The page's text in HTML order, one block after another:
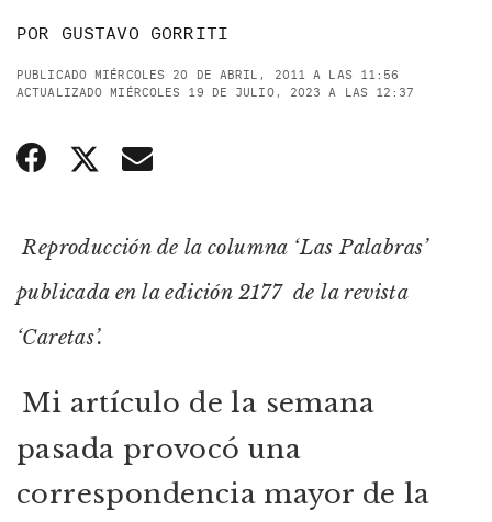
POR GUSTAVO GORRITI
PUBLICADO MIÉRCOLES 20 DE ABRIL, 2011 A LAS 11:56
ACTUALIZADO MIÉRCOLES 19 DE JULIO, 2023 A LAS 12:37
Reproducción de la columna ‘Las Palabras’
publicada en la edición 2177 de la revista
‘Caretas’.
Mi artículo de la semana
pasada provocó una
correspondencia mayor de la